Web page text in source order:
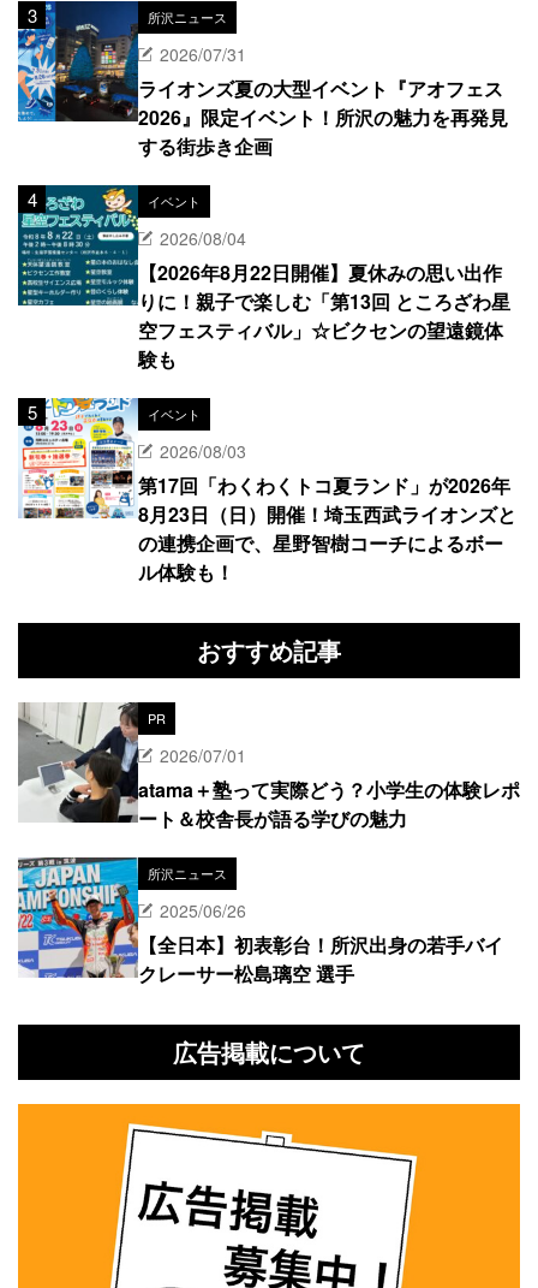
所沢ニュース
2026/07/31
ライオンズ夏の大型イベント『アオフェス
2026』限定イベント！所沢の魅力を再発見
する街歩き企画
イベント
2026/08/04
【2026年8月22日開催】夏休みの思い出作
りに！親子で楽しむ「第13回 ところざわ星
空フェスティバル」☆ビクセンの望遠鏡体
験も
イベント
2026/08/03
第17回「わくわくトコ夏ランド」が2026年
8月23日（日）開催！埼玉西武ライオンズと
の連携企画で、星野智樹コーチによるボー
ル体験も！
おすすめ記事
PR
2026/07/01
atama＋塾って実際どう？小学生の体験レポ
ート＆校舎長が語る学びの魅力
所沢ニュース
2025/06/26
【全日本】初表彰台！所沢出身の若手バイ
クレーサー松島璃空 選手
広告掲載について